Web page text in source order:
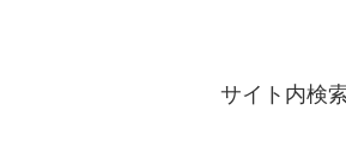
サイト内検